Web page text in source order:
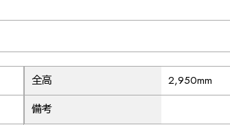
42 43
全高
2,950mm
備考